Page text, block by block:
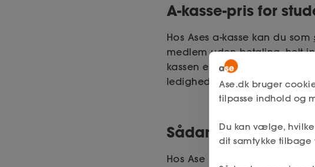
A-kasse-pris for
Hos Ases a-kasse kan du som
medlem uden betaling, helt
kassen et år før, du
ledighedsdag.
Sådan foregår
Hos Ase kan du
dine
Ase.dk bruger
tilpasse indhold og
Du kan vælge,
dit samtykke tilbage